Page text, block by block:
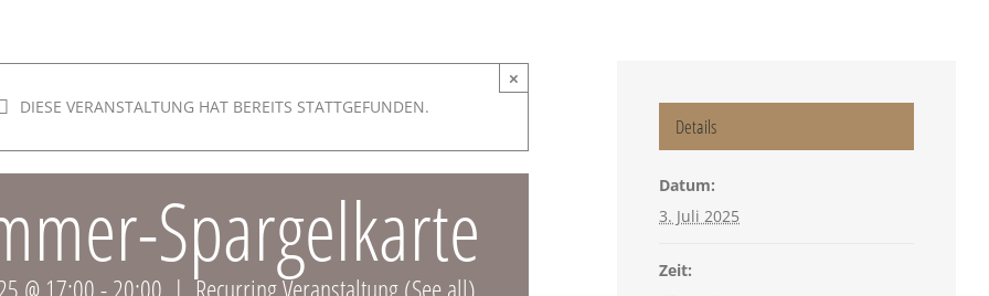
×
DIESE VERANSTALTUNG HAT BEREITS STATTGEFUNDEN.
Spargelkarte
Details
Datum:
3. Juli 2025
Zeit: